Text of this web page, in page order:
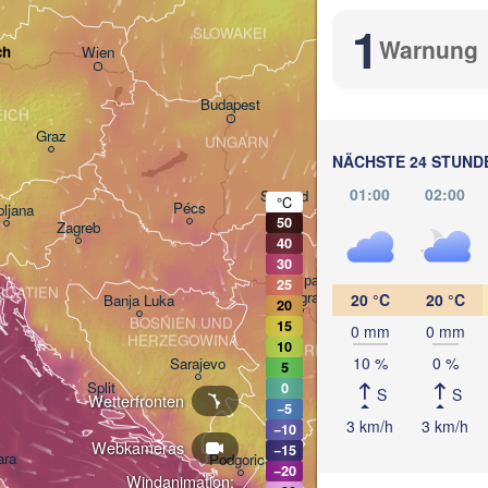
1 Warnung
NÄCHSTE 24
01:00
02:00
20 °C
0 mm
10 %
S
3 km/h
20 °C
0 mm
0 %
S
3 km/h
Windanimation:
Webkameras
Wetterfronten
Wien
Budapest
Београд
(Beograd)
Zagreb
Ниш
(Niš)
Sarajevo
Podgorica
Split
Szeged
Banja Luka
Pécs
Graz UNGARN
SERBIEN
BOSNIEN UND
HERZEGOWINA
SLOWAKEI
София
Craiova
Cluj-
°C
50
40
30
25
20
15
10
5
0
−5
−10
−15
−20